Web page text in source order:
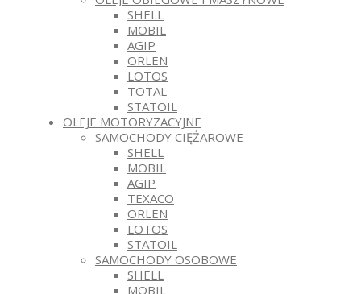
SHELL
MOBIL
AGIP
ORLEN
LOTOS
TOTAL
STATOIL
OLEJE MOTORYZACYJNE
SAMOCHODY CIĘŻAROWE
SHELL
MOBIL
AGIP
TEXACO
ORLEN
LOTOS
STATOIL
SAMOCHODY OSOBOWE
SHELL
MOBIL